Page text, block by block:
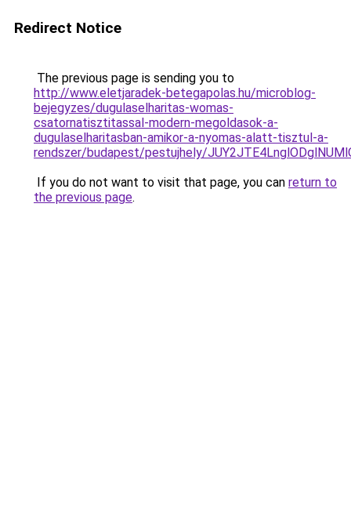
Redirect Notice
The previous page is sending you to
http://www.eletjaradek-betegapolas.hu/microblog-
bejegyzes/dugulaselharitas-womas-
csatornatisztitassal-modern-megoldasok-a-
dugulaselharitasban-amikor-a-nyomas-alatt-tisztul-a-
rendszer/budapest/pestujhely/
If you do not want to visit that page, you can return to
the previous page.